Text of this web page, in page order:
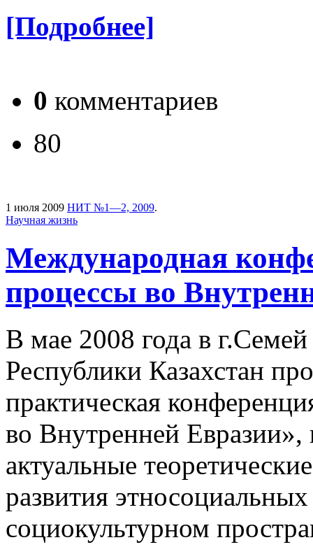
[Подробнее]
0 комментариев
80
1 июля 2009 НИТ №1—2, 2009.
Научная жизнь
Международная
процессы во
В мае 2008 года в
Республики Казахстан
практическая
во Внутренней Евразии»,
актуальные
развития
социокультурном